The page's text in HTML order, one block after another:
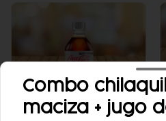
Combo
maciza + jugo